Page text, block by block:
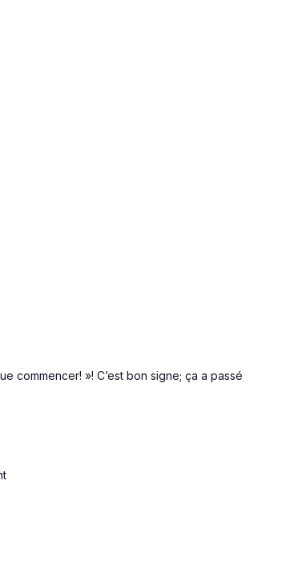
commencer! »! C’est bon signe; ça a passé